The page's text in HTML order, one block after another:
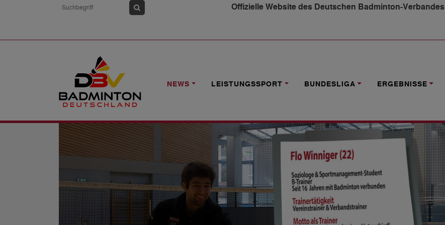
Offizielle Website des Deutschen Badminton-Verbandes
NEWS LEISTUNGSSPORT BUNDESLIGA ERGEBNISSE
NEWS